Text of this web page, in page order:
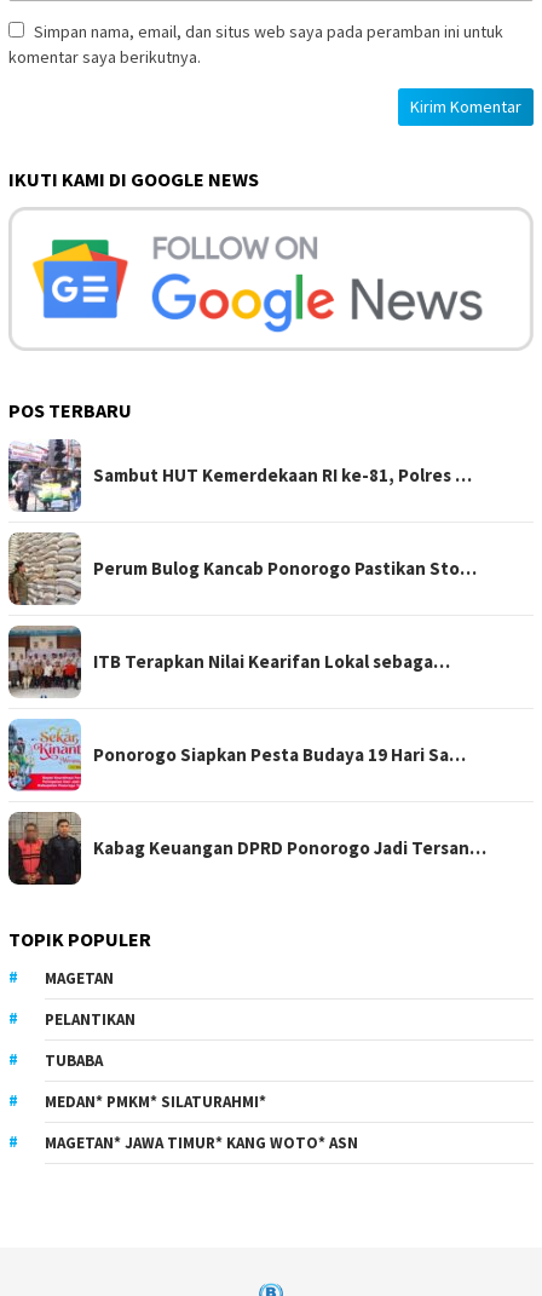
Simpan nama, email, dan situs web saya pada peramban ini untuk
komentar saya berikutnya.
IKUTI KAMI DI GOOGLE NEWS
POS TERBARU
Sambut HUT Kemerdekaan RI ke-81, Polres …
Perum Bulog Kancab Ponorogo Pastikan Sto…
ITB Terapkan Nilai Kearifan Lokal sebaga…
Ponorogo Siapkan Pesta Budaya 19 Hari Sa…
Kabag Keuangan DPRD Ponorogo Jadi Tersan…
TOPIK POPULER
MAGETAN
PELANTIKAN
TUBABA
MEDAN* PMKM* SILATURAHMI*
MAGETAN* JAWA TIMUR* KANG WOTO* ASN